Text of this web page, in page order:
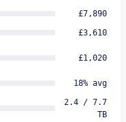
£7,890
£3,610
£1,020
18% avg
2.4 / 7.7
TB